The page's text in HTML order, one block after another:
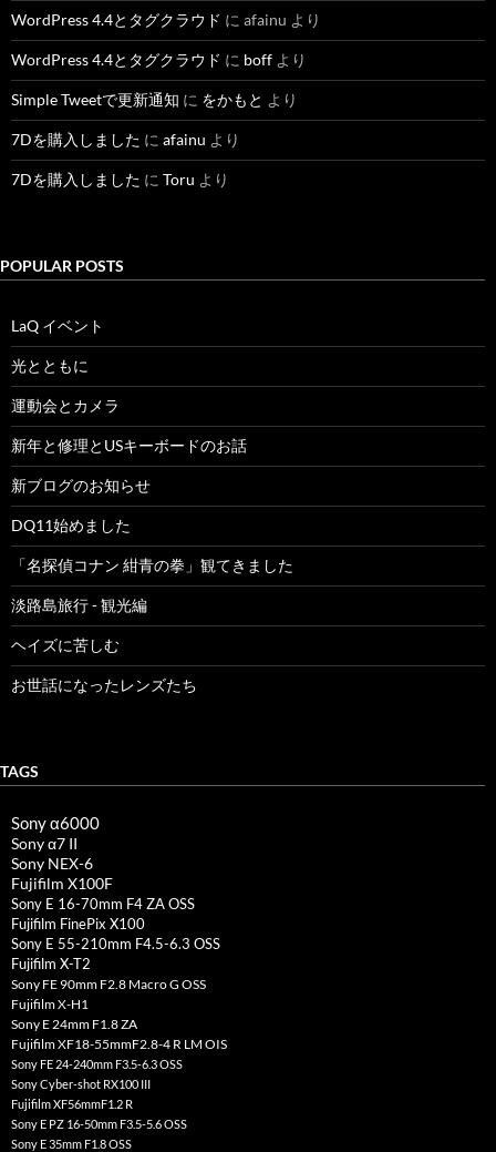
WordPress 4.4とタグクラウド に afainu より
WordPress 4.4とタグクラウド に boff より
Simple Tweetで更新通知 に をかもと より
7Dを購入しました に afainu より
7Dを購入しました に Toru より
POPULAR POSTS
LaQ イベント
光とともに
運動会とカメラ
新年と修理とUSキーボードのお話
新ブログのお知らせ
DQ11始めました
「名探偵コナン 紺青の拳」観てきました
淡路島旅行 - 観光編
ヘイズに苦しむ
お世話になったレンズたち
TAGS
Sony α6000
Sony α7 II
Sony NEX-6
Fujifilm X100F
Sony E 16-70mm F4 ZA OSS
Fujifilm FinePix X100
Sony E 55-210mm F4.5-6.3 OSS
Fujifilm X-T2
Sony FE 90mm F2.8 Macro G OSS
Fujifilm X-H1
Sony E 24mm F1.8 ZA
Fujifilm XF18-55mmF2.8-4 R LM OIS
Sony FE 24-240mm F3.5-6.3 OSS
Sony Cyber-shot RX100 III
Fujifilm XF56mmF1.2 R
Sony E PZ 16-50mm F3.5-5.6 OSS
Sony E 35mm F1.8 OSS